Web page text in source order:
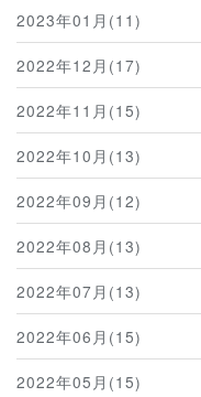
2023年01月(11)
2022年12月(17)
2022年11月(15)
2022年10月(13)
2022年09月(12)
2022年08月(13)
2022年07月(13)
2022年06月(15)
2022年05月(15)